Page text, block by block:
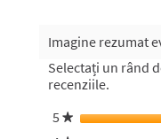
Imagine rezumat
Selectați un rând
recenziile.
5★ stele